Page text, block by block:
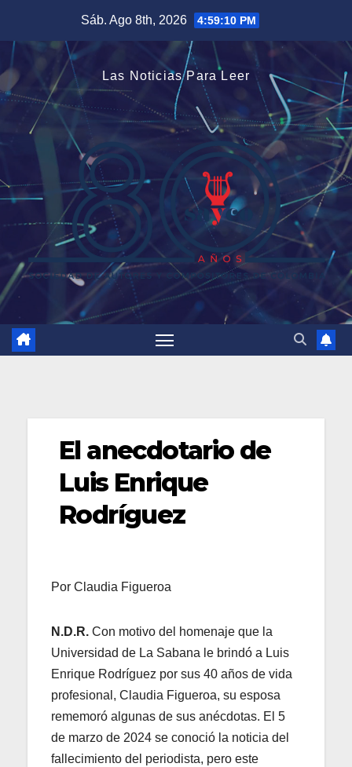
contenido
Sáb. Ago 8th, 2026 4:59:11 PM
Las Noticias Para Leer
El anecdotario de
Luis Enrique
Rodríguez
Por Claudia Figueroa
N.D.R. Con motivo del homenaje que la
Universidad de La Sabana le brindó a Luis
Enrique Rodríguez por sus 40 años de vida
profesional, Claudia Figueroa, su esposa
rememoró algunas de sus anécdotas. El 5
de marzo de 2024 se conoció la noticia del
fallecimiento del periodista, pero este